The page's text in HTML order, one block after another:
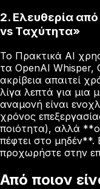
2. Ελευθερία
vs Ταχύτητα»
Το Πρακτικά AI
τα OpenAI Whisper,
ακρίβεια απαιτεί
λίγα λεπτά για μια
αναμονή είναι
χρόνος
ποιότητα), αλλά
πέφτει στο
προχωρήστε στην
Από ποιον